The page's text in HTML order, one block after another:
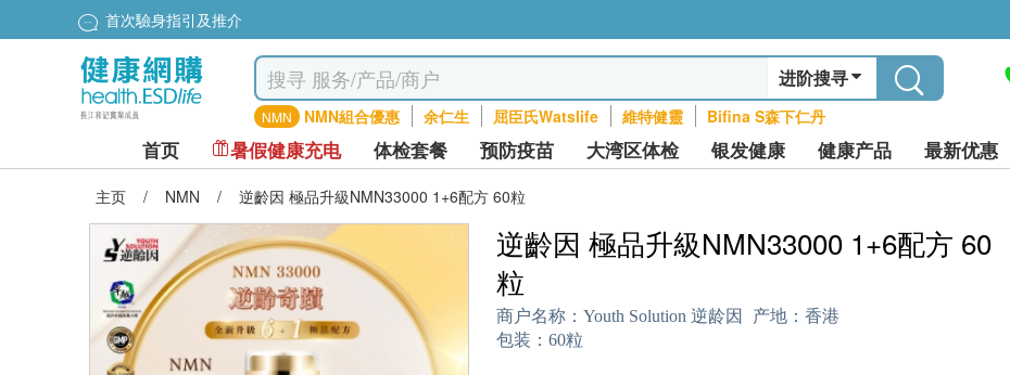
首次驗身指引及推介
进阶搜寻
NMN NMN組合優惠 余仁生 屈臣氏Watslife 維特健靈 Bifina S森下仁丹
首页 暑假健康充电 体检套餐 预防疫苗 大湾区体检 银发健康 健康产品 最新优惠
主页 / NMN / 逆齡因 極品升級NMN33000 1+6配方 60粒
逆齡因 極品升級NMN33000 1+6配方 60
粒
商户名称： Youth Solution 逆龄因 产地： 香港
包装： 60粒